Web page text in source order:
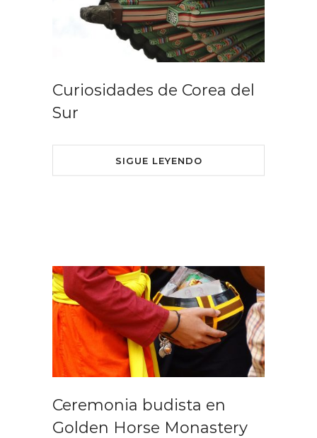
Curiosidades de Corea del
Sur
SIGUE LEYENDO
Ceremonia budista en
Golden Horse Monastery